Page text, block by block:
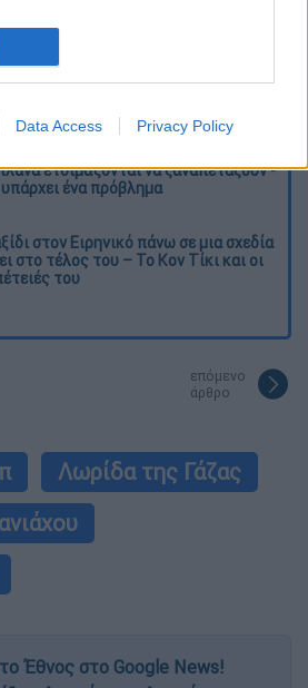
Data Access Privacy Policy
ο δήμαρχος Στυλίδας και άλλα
για τη φωτιά στη Βοιωτία
ετοιμάζονται να ξαναπετάξουν -
ένα πρόβλημα
στον Ειρηνικό πάνω σε μια σχεδία
στο τέλος του – Το Κον Τίκι και οι
του
επόμενο
άρθρο
Λωρίδα της Γάζας
Έθνος στο Google News!